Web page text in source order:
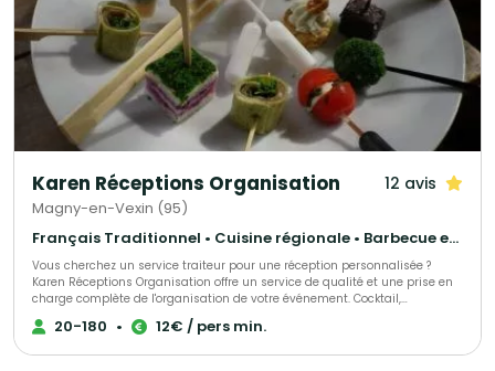
Karen Réceptions Organisation 12 avis
Magny-en-Vexin (95)
Français Traditionnel • Cuisine régionale • Barbecue et grillades
Vous cherchez un service traiteur pour une réception personnalisée ?
Karen Réceptions Organisation offre un service de qualité et une prise en
charge complète de l'organisation de votre événement. Cocktail,
déjeunatoire ou dînatoire ! Animation terroir, buffet rustique, bio, moyen-
âge, rôtisserie, barbecue et méchoui, cuisine du monde, chef à domicile,
20-180 • 12€ / pers min.